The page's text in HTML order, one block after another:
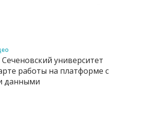
университет
работы на платформе с
данными